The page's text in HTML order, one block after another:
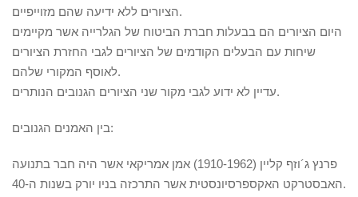
הציורים ללא ידיעה שהם מזוייפיים.
היום הציורים הם בבעלות חברת הביטוח של הגלרייה אשר מקיימים
שיחות עם הבעלים הקודמים של הציורים לגבי החזרת הציורים
לאוסף המקורי שלהם.
עדיין לא ידוע לגבי מקור שני הציורים הגנובים הנותרים.
בין האמנים הגנובים:
פרנץ ג´וזף קליין (1910-1962) אמן אמריקאי אשר היה חבר בתנועה
האבסטרקט האקספרסיונסטית אשר התרכזה בניו יורק בשנות ה-40.